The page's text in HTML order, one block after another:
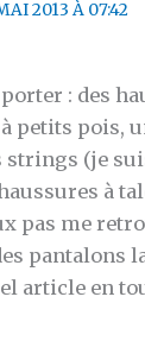
2013 À 07:42
porter : des
petits pois,
strings (je
à
pas me
pantalons
article en